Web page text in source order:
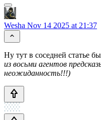
Wesha Nov 14 2025 at 21:37
Ну тут в соседней статье
из восьми агентов
неожиданность!!!)